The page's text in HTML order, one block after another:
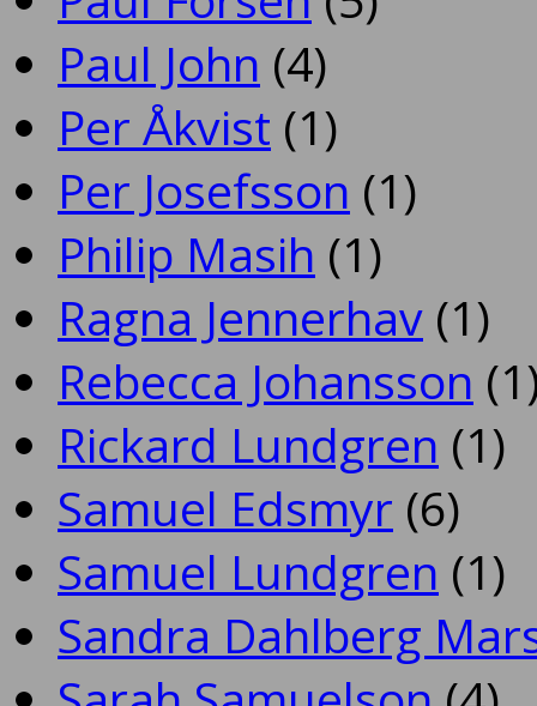
Paul John (4)
Per Åkvist (1)
Per Josefsson (1)
Philip Masih (1)
Ragna Jennerhav (1)
Rebecca Johansson
Rickard Lundgren (1)
Samuel Edsmyr (6)
Samuel Lundgren (1)
Sandra Dahlberg